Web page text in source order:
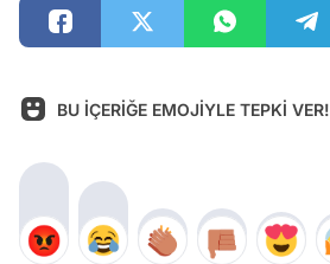
BU İÇERİĞE EMOJİYLE TEPKİ VER!